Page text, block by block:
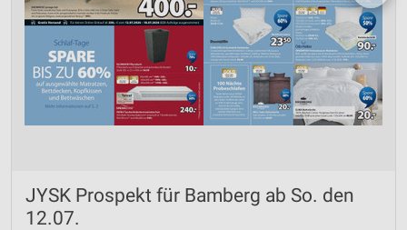
JYSK Prospekt für Bamberg ab So. den
12.07.